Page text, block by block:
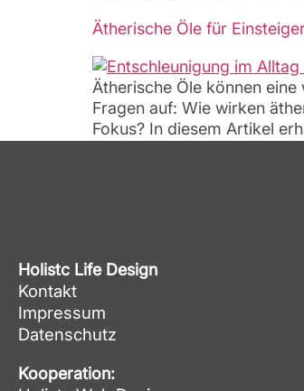
Ätherische Öle für
Ätherische Öle können
Fragen auf: Wie wirken
Fokus? In diesem Artikel
Holistc Life Design
Kontakt
Impressum
Datenschutz
Kooperation: